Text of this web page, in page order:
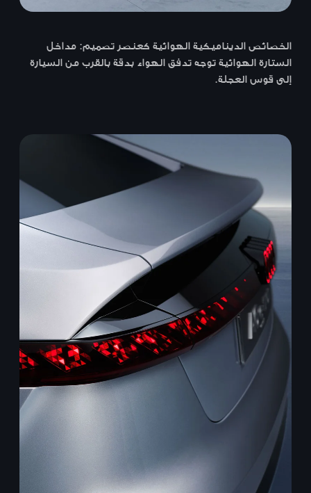
الخصائص الديناميكية الهوائية كعنصر تصميم: مداخل
الستارة الهوائية توجه تدفق الهواء بدقة بالقرب من السيارة
إلى قوس العجلة.